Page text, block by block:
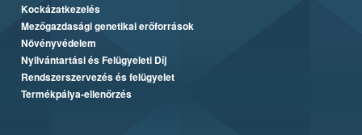
Kockázatkezelés
Mezőgazdasági genetikai erőforrások
Növényvédelem
Nyilvántartási és Felügyeleti Díj
Rendszerszervezés és felügyelet
Termékpálya-ellenőrzés